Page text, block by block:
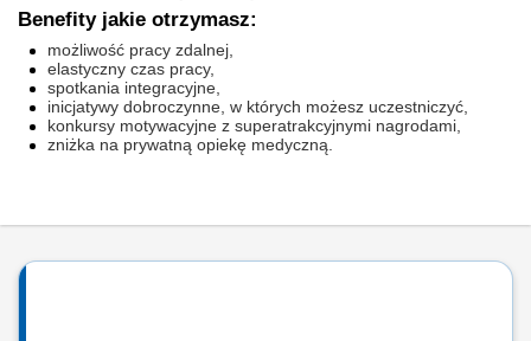
Benefity jakie otrzymasz:
możliwość pracy zdalnej,
elastyczny czas pracy,
spotkania integracyjne,
inicjatywy dobroczynne, w których możesz uczestniczyć,
konkursy motywacyjne z superatrakcyjnymi nagrodami,
zniżka na prywatną opiekę medyczną.